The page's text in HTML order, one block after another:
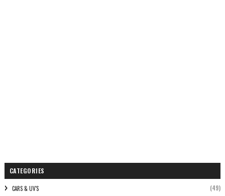
CATEGORIES
CARS & UV'S (49)